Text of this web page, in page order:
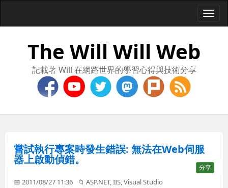
The Will Will Web
記載著 Will 在網路世界的學習心得與技術分享
嘗試執行專案時發生錯誤: 無法在Web伺服
器上啟動偵錯。
分享
📅 2011/08/27 11:36 📁ASP.NET,IIS ,Visual Studio